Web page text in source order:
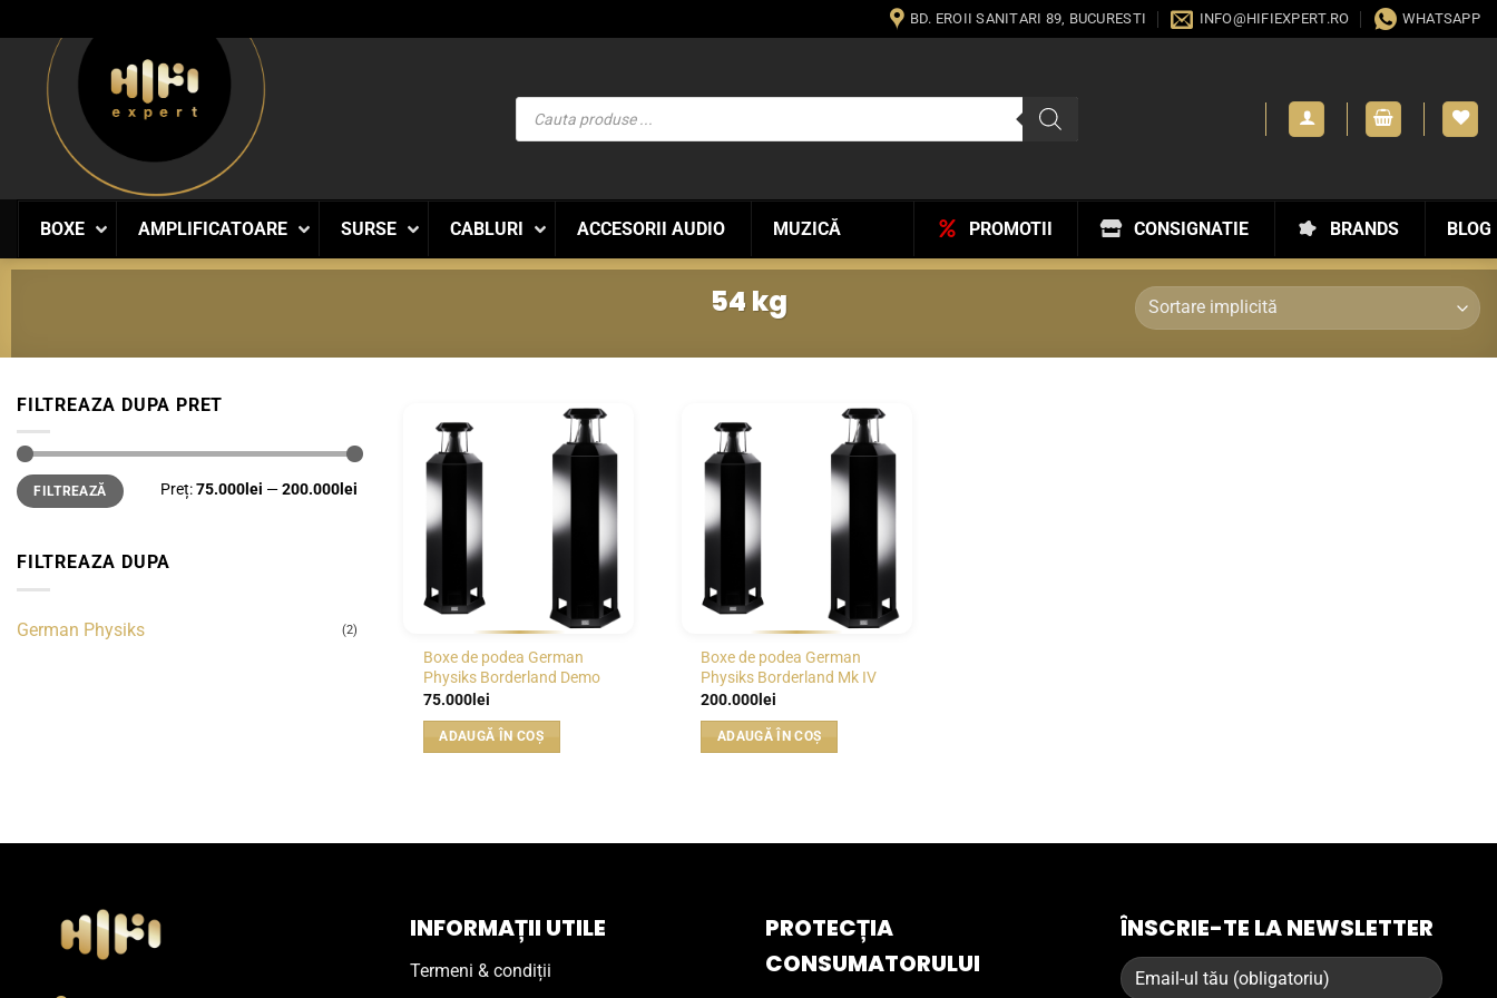
to
content
BD. EROII SANITARI 89, BUCURESTI INFO@HIFIEXPERT.RO WHATSAPP
Products
search
BOXE AMPLIFICATOARE SURSE CABLURI ACCESORII AUDIO MUZICĂ BLOG
BRANDS
CONSIGNATIE
PROMOTII
54 kg
FILTREAZA DUPA PRET
Preț
minim
Preț
maximFILTREAZĂ Preț:75.000lei —200.000lei
FILTREAZA DUPA
German Physiks (2)
WISHLIST
Boxe de podea German
Physiks Borderland Demo
75.000lei
ADAUGĂ ÎN COȘ
WISHLIST
Boxe de podea German
Physiks Borderland Mk IV
200.000 lei
ADAUGĂ ÎN COȘ
INFORMAȚII UTILE
Termeni & condiții
PROTECȚIA
CONSUMATORULUI
ÎNSCRIE-TE LA NEWSLETTER